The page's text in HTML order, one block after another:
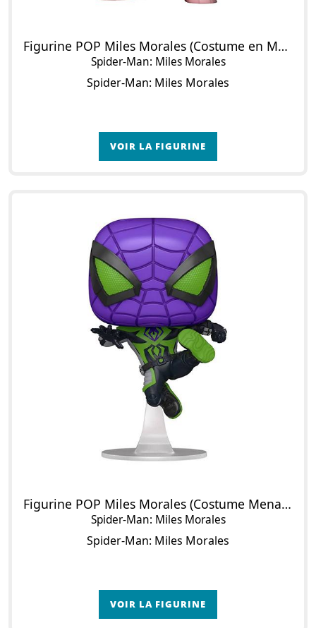
Figurine POP Miles Morales (Costume en Matière Programmable) (Metallic)
Spider-Man: Miles Morales
Spider-Man: Miles Morales
VOIR LA FIGURINE
Figurine POP Miles Morales (Costume Menace) (Metallic)
Spider-Man: Miles Morales
Spider-Man: Miles Morales
VOIR LA FIGURINE